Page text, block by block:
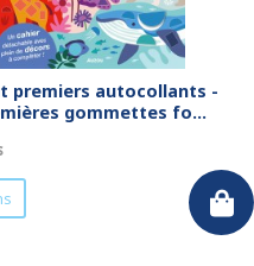
premiers autocollants -
gommettes fo...